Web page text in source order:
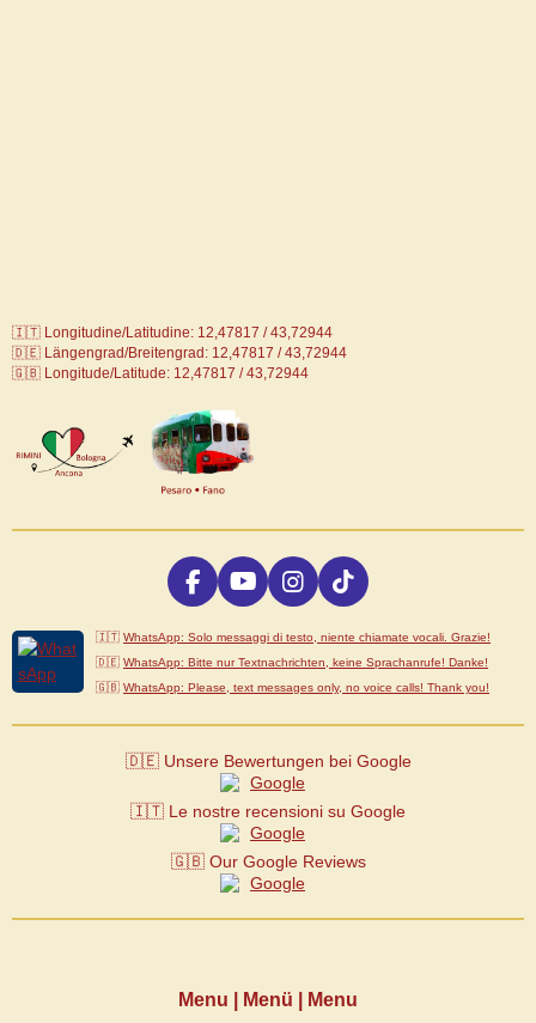
🇮🇹 Longitudine/Latitudine: 12,47817 / 43,72944
🇩🇪 Längengrad/Breitengrad: 12,47817 / 43,72944
🇬🇧 Longitude/Latitude: 12,47817 / 43,72944
F
c
e
b
o
Y
u
T
u
e
I
s
t
a
r
m
T
k
T
o
🇮🇹 WhatsApp: Solo messaggi di testo, niente chiamate vocali. Grazie!
🇩🇪 WhatsApp: Bitte nur Textnachrichten, keine Sprachanrufe! Danke!
🇬🇧 WhatsApp: Please, text messages only, no voice calls! Thank you!
🇩🇪 Unsere Bewertungen bei Google
🇮🇹 Le nostre recensioni su Google
🇬🇧 Our Google Reviews
Menu | Menü | Menu